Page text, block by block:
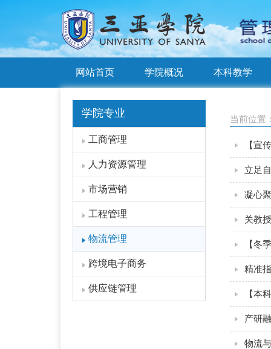
网站首页 学院概况 本科教学
学院专业
工商管理
人力资源管理
市场营销
工程管理
物流管理
跨境电子商务
供应链管理
当前位置
【宣
立足
凝心
关教
【冬
精准
【本
产研
物流